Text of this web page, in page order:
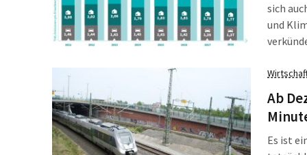
sich
und
noch
nicht
Ab
Es ist